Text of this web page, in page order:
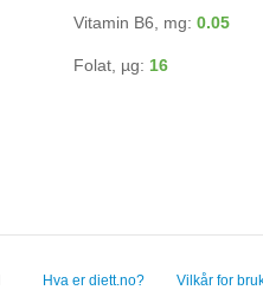
Vitamin B6, mg: 0.05
Folat, µg: 16
Hva er diett.no? Vilkår for